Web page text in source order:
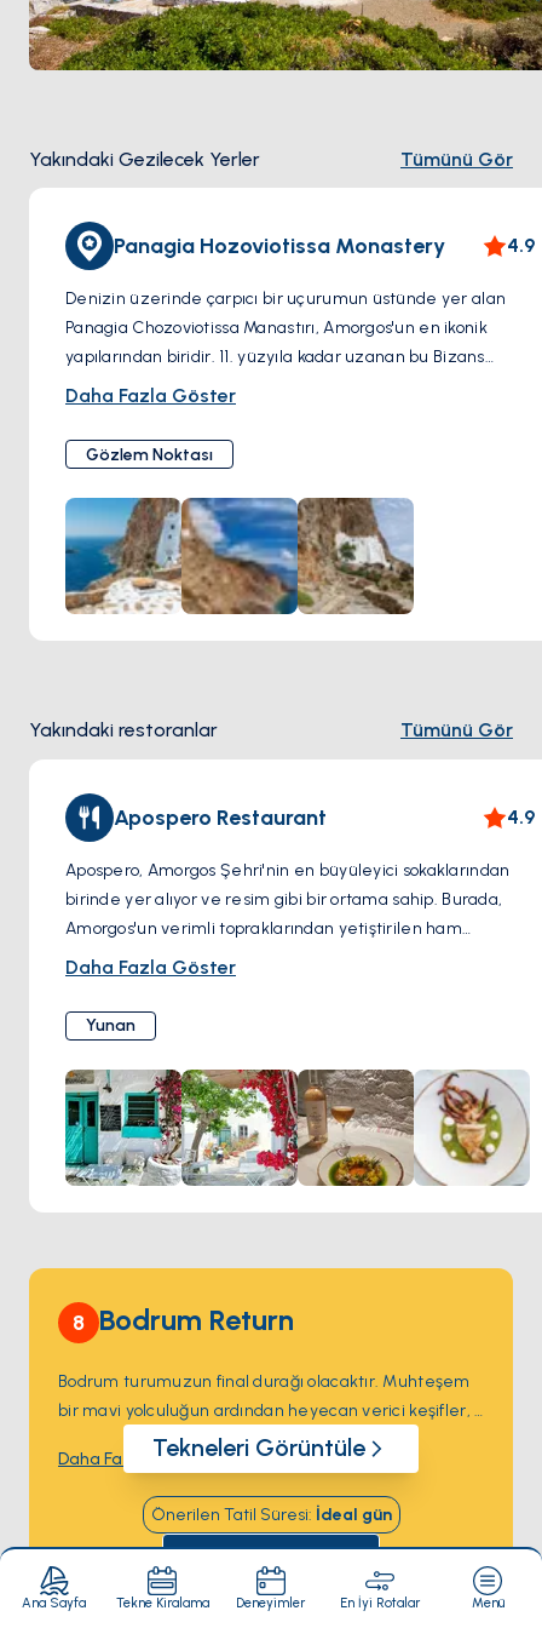
Yakındaki Gezilecek Yerler Tümünü Gör
Panagia Hozoviotissa Monastery 4.9
Denizin üzerinde çarpıcı bir uçurumun üstünde yer alan
Panagia Chozoviotissa Manastırı, Amorgos'un en ikonik
yapılarından biridir. 11. yüzyıla kadar uzanan bu Bizans
manastırı, Meryem Ana'ya adanmıştır ve dini artefaktlar ve
Ziyaretçiler manastırın içini keşfedebilir, mimarisini
hayranlıkla izleyebilir ve vantage noktasından sahil
manzarasının nefes kesen manzarasının keyfini
çıkarabilirler.
Daha Fazla Göster
Gözlem Noktası
Yakındaki restoranlar Tümünü Gör
Apospero Restaurant 4.9
Apospero, Amorgos Şehri'nin en büyüleyici sokaklarından
birinde yer alıyor ve resim gibi bir ortama sahip. Burada,
Amorgos'un verimli topraklarından yetiştirilen ham
malzemeler ve otantik, yerel ürünlerin kullanımına büyük
yerel kaynaklardan temin edilen etlerle yapılan yemekleri
sergiliyor. Her yemek, Amorgos'un canlı yerel pazarından
tedarik edilen organik, taze sebzeler kullanılarak özenle
hazırlanıyor, adanın doğal bolluğuyla harmanlanmış bir
zevkli bir yemek deneyimi sunuyor.
Daha Fazla Göster
Yunan
8 Bodrum Return
Bodrum turumuzun final durağı olacaktır. Muhteşem
bir mavi yolculuğun ardından heyecan verici keşifler,
tertemiz kumsallar ve güneşin ısıttığı sohbetlerle dolu
unutulmaz bir tatil sizi bekliyor.
Daha Fazla Göster
Önerilen Tatil Süresi: İdeal gün
Tekneleri Görüntüle
Ana Sayfa Tekne Kiralama Deneyimler En İyi Rotalar Menü